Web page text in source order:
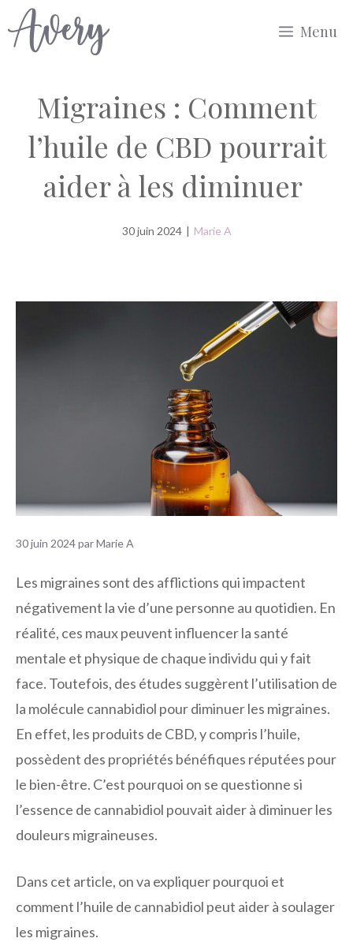
Aller
au
Menu
Migraines : Comment
l’huile de CBD pourrait
aider à les diminuer
30 juin 2024 | Marie A
30 juin 2024parMarie A
Les migraines sont des afflictions qui impactent
négativement la vie d’une personne au quotidien. En
réalité, ces maux peuvent influencer la santé
mentale et physique de chaque individu qui y fait
face. Toutefois, des études suggèrent l’utilisation de
la molécule cannabidiol pour diminuer les migraines.
En effet, les produits de CBD, y compris l’huile,
possèdent des propriétés bénéfiques réputées pour
le bien-être. C’est pourquoi on se questionne si
l’essence de cannabidiol pouvait aider à diminuer les
douleurs migraineuses.
Dans cet article, on va expliquer pourquoi et
comment l’huile de cannabidiol peut aider à soulager
les migraines.